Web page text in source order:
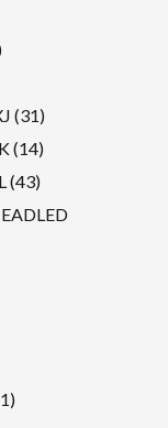
3131
Mga
1414
Mga
4343
Mga
11